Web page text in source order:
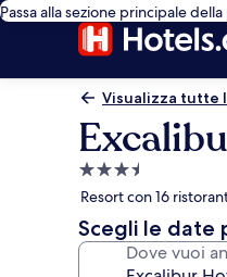
Passa alla sezione principale
Visualizza tutte
Struttura
a
3.5
stelle
Resort con 16
Scegli le date
Dove vuoi